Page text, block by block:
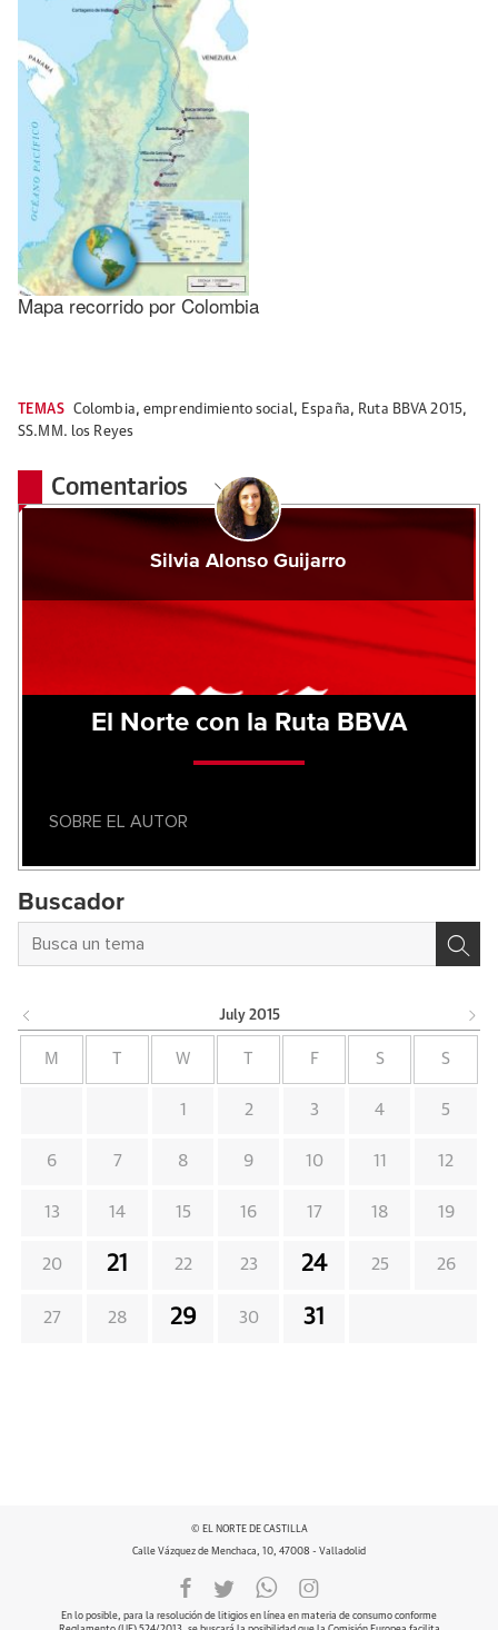
Mapa recorrido por Colombia
TEMAS Colombia,emprendimiento social, España, Ruta BBVA 2015,
SS.MM. los Reyes
Comentarios
Silvia Alonso Guijarro
El Norte con la Ruta BBVA
SOBRE EL AUTOR
Buscador
July 2015
M W F S S
1 2 3 4 5
6 7 8 9 10 11 12
13 14 15 16 17 18 19
20 21 22 23 24 25 26
27 28 29 30 31
© EL NORTE DE CASTILLA
Calle Vázquez de Menchaca, 10, 47008 - Valladolid
En lo posible, para la resolución de litigios en línea en materia de consumo conforme